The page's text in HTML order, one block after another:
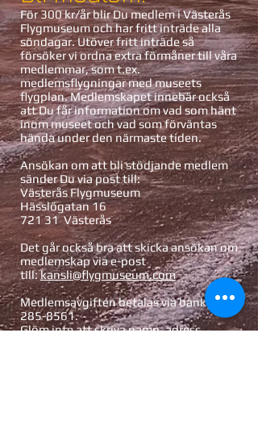
För 300 kr/år blir Du medlem i Västerås
Flygmuseum och har fritt inträde alla
söndagar. Utöver fritt inträde så
försöker vi ordna extra förmåner till våra
medlemmar, som t.ex.
medlemsflygningar med museets
flygplan. Medlemskapet innebär också
att Du får information om vad som hänt
inom museet och vad som förväntas
hända under den närmaste tiden.
Ansökan om att bli stödjande medlem
sänder Du via post till:
Västerås Flygmuseum
Hässlögatan 16
721 31 Västerås
Det går också bra att skicka ansökan om
medlemskap via e-post
till:kansli@flygmuseum.com
Medlemsavgiften betalas via bankgiro
285-8561.
Glöm inte att skriva namn, adress,